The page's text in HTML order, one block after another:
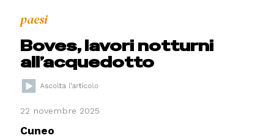
paesi
Boves, lavori notturni
all’acquedotto
22 novembre 2025
Cuneo